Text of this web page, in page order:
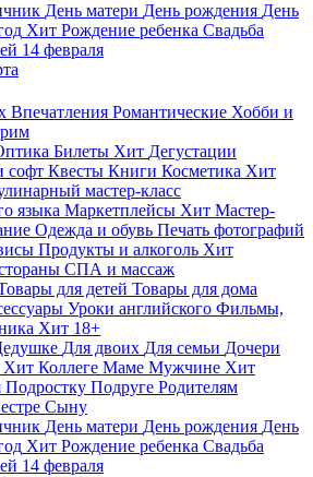
День матери День рождения День
Хит Рождение ребенка Свадьба
14 февраля
Впечатления Романтические Хобби и
Билеты Хит Дегустации
софт Квесты Книги Косметика Хит
мастер-класс
языка Маркетплейсы Хит Мастер-
Одежда и обувь Печать фотографий
Продукты и алкоголь Хит
СПА и массаж
для детей Товары для дома
Уроки английского Фильмы,
Хит 18+
Для двоих Для семьи Дочери
Хит Коллеге Маме Мужчине Хит
Подростку Подруге Родителям
Сыну
День матери День рождения День
Хит Рождение ребенка Свадьба
14 февраля